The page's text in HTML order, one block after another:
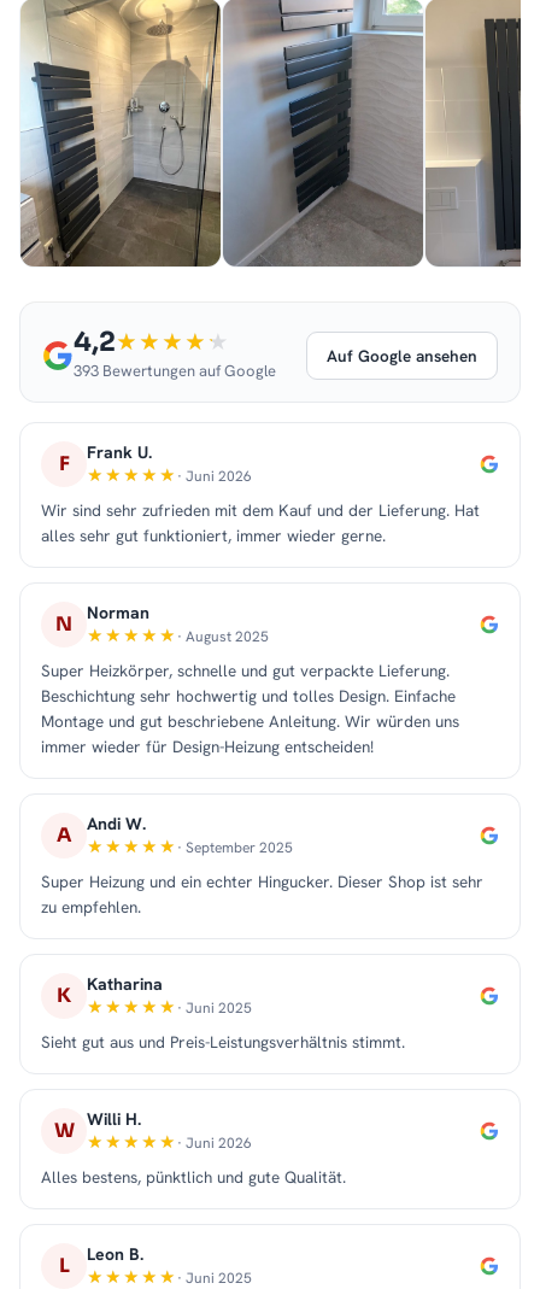
4,2
393 Bewertungen auf Google
Auf Google ansehen
F Frank U.
· Juni 2026
Wir sind sehr zufrieden mit dem Kauf und der Lieferung. Hat
alles sehr gut funktioniert, immer wieder gerne.
N Norman
· August 2025
Super Heizkörper, schnelle und gut verpackte Lieferung.
Beschichtung sehr hochwertig und tolles Design. Einfache
Montage und gut beschriebene Anleitung. Wir würden uns
immer wieder für Design-Heizung entscheiden!
A Andi W.
· September 2025
Super Heizung und ein echter Hingucker. Dieser Shop ist sehr
zu empfehlen.
K Katharina
· Juni 2025
Sieht gut aus und Preis-Leistungsverhältnis stimmt.
W Willi H.
· Juni 2026
Alles bestens, pünktlich und gute Qualität.
L Leon B.
· Juni 2025